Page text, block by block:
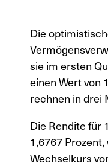
Die
sie im ersten
einen Wert von
rechnen in drei
Die Rendite für
1,6767
Wechselkurs